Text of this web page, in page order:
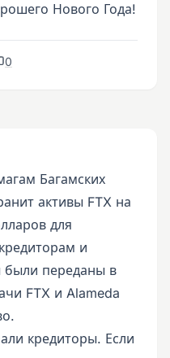
Нового Года!
0
Багамских
активы FTX на
для
и
были переданы в
FTX и Alameda
кредиторы. Если